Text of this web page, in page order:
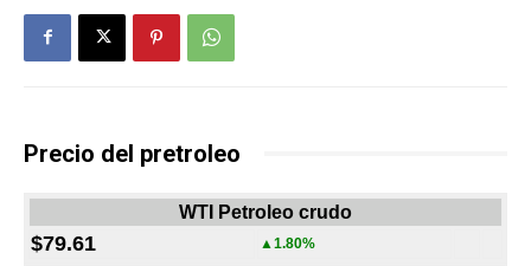
Precio del pretroleo
WTI Petroleo crudo
$79.61 ▲1.80%